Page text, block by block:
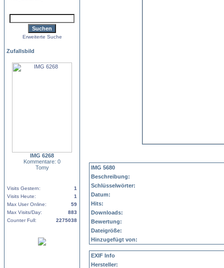
Erweiterte Suche
Zufallsbild
IMG 6268
Kommentare: 0
Tomy
Visits Gestern:
1
Visits Heute:
1
Max User Online:
59
Max Visits/Day:
883
Counter Full:
2275038
IMG 5680
Beschreibung:
Schlüsselwörter:
Datum:
Hits:
Downloads:
Bewertung:
Dateigröße:
Hinzugefügt von:
EXIF Info
Hersteller: